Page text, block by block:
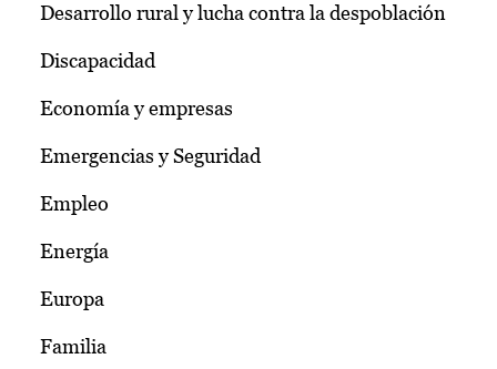
Desarrollo rural y lucha contra la despoblación
Discapacidad
Economía y empresas
Emergencias y Seguridad
Empleo
Energía
Europa
Familia